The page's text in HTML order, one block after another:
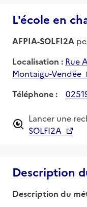
L'école en
AFPIA-SOLFI2A
Localisation : Rue
Montaigu-Vendée
Téléphone :
Lancer une
SOLFI2A
Description
Description du